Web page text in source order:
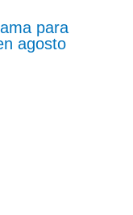
para
agosto